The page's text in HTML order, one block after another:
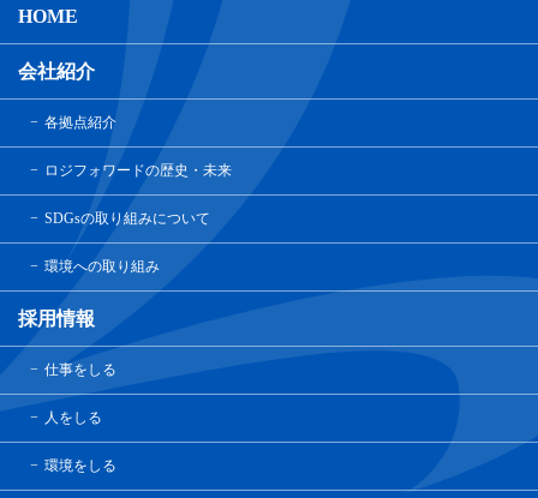
HOME
会社紹介
各拠点紹介
ロジフォワードの歴史・未来
SDGsの取り組みについて
環境への取り組み
採用情報
仕事をしる
人をしる
環境をしる